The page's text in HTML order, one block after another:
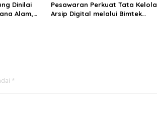
Dinilai
Alam,
Pesawaran Perkuat Tata Kelola
Arsip Digital melalui Bimtek
*